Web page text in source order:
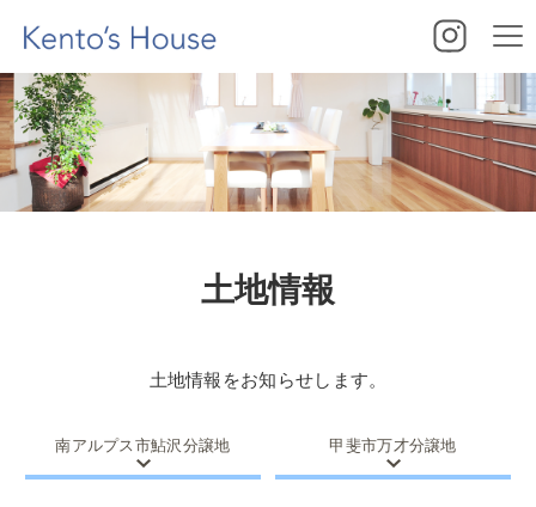
土地情報
土地情報をお知らせします。
南アルプス市鮎沢分譲地 甲斐市万才分譲地